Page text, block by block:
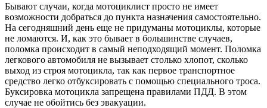
Бывают случаи, когда мотоциклист просто не имеет
возможности добраться до пункта назначения самостоятельно.
На сегодняшний день еще не придуманы мотоциклы, которые
не ломаются. И, как это бывает в большинстве случаев,
поломка происходит в самый неподходящий момент. Поломка
легкового автомобиля не вызывает столько хлопот, сколько
выход из строя мотоцикла, так как первое транспортное
средство легко отбуксировать с помощью специального троса.
Буксировка мотоцикла запрещена правилами ПДД. В этом
случае не обойтись без эвакуации.